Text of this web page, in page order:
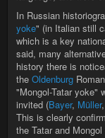
In Russian
yoke" (in Italian still
which is a key
said, many
history there is
the Oldenburg
"Mongol-Tatar yoke"
invited (Bayer, Müller,
This is clearly
the Tatar and